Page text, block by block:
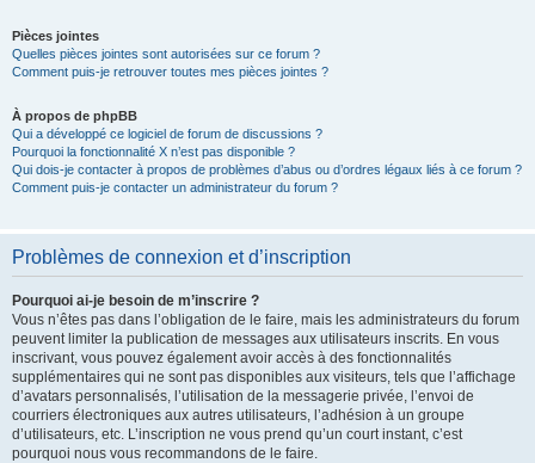
Pièces jointes
Quelles pièces jointes sont autorisées sur ce forum ?
Comment puis-je retrouver toutes mes pièces jointes ?
À propos de phpBB
Qui a développé ce logiciel de forum de discussions ?
Pourquoi la fonctionnalité X n’est pas disponible ?
Qui dois-je contacter à propos de problèmes d’abus ou d’ordres légaux liés à ce forum ?
Comment puis-je contacter un administrateur du forum ?
Problèmes de connexion et d’inscription
Pourquoi ai-je besoin de m’inscrire ?
Vous n’êtes pas dans l’obligation de le faire, mais les administrateurs du forum
peuvent limiter la publication de messages aux utilisateurs inscrits. En vous
inscrivant, vous pouvez également avoir accès à des fonctionnalités
supplémentaires qui ne sont pas disponibles aux visiteurs, tels que l’affichage
d’avatars personnalisés, l’utilisation de la messagerie privée, l’envoi de
courriers électroniques aux autres utilisateurs, l’adhésion à un groupe
d’utilisateurs, etc. L’inscription ne vous prend qu’un court instant, c’est
pourquoi nous vous recommandons de le faire.